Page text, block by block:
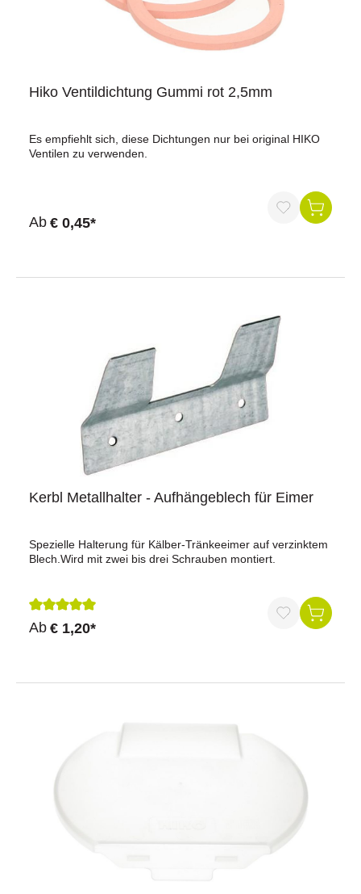
Hiko Ventildichtung Gummi rot 2,5mm
Es empfiehlt sich, diese Dichtungen nur bei original HIKO
Ventilen zu verwenden.
Ab € 0,45*
Kerbl Metallhalter - Aufhängeblech für Eimer
Spezielle Halterung für Kälber-Tränkeeimer auf verzinktem
Blech.Wird mit zwei bis drei Schrauben montiert.
Durchschnittliche Bewertung von 5 von 5 Sternen
Ab € 1,20*